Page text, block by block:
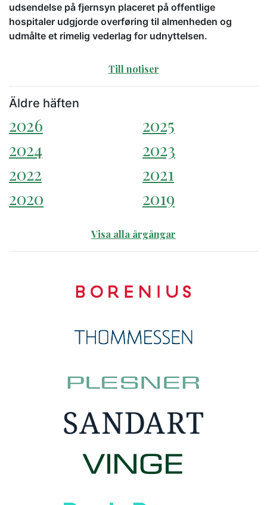
udsendelse på fjernsyn placeret på offentlige
hospitaler udgjorde overføring til almenheden og
udmålte et rimelig vederlag for udnyttelsen.
Till notiser
Äldre häften
2026
2025
2024
2023
2022
2021
2020
2019
Visa alla årgångar